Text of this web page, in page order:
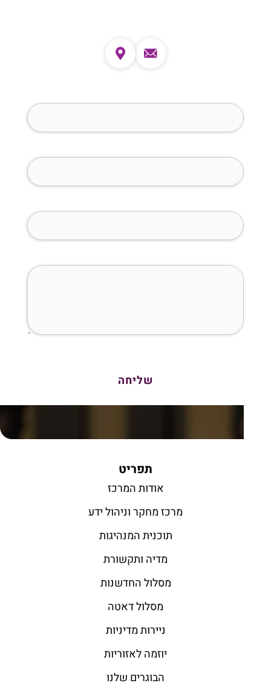
תפריט
אודות המרכז
מרכז מחקר וניהול ידע
תוכנית המנהיגות
מדיה ותקשורת
מסלול החדשנות
מסלול דאטה
ניירות מדיניות
יוזמה לאזוריות
הבוגרים שלנו